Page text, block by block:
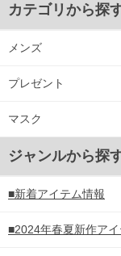
カテゴリから探
メンズ
プレゼント
マスク
ジャンルから探
■新着アイテム情報
■2024年春夏新作アイ